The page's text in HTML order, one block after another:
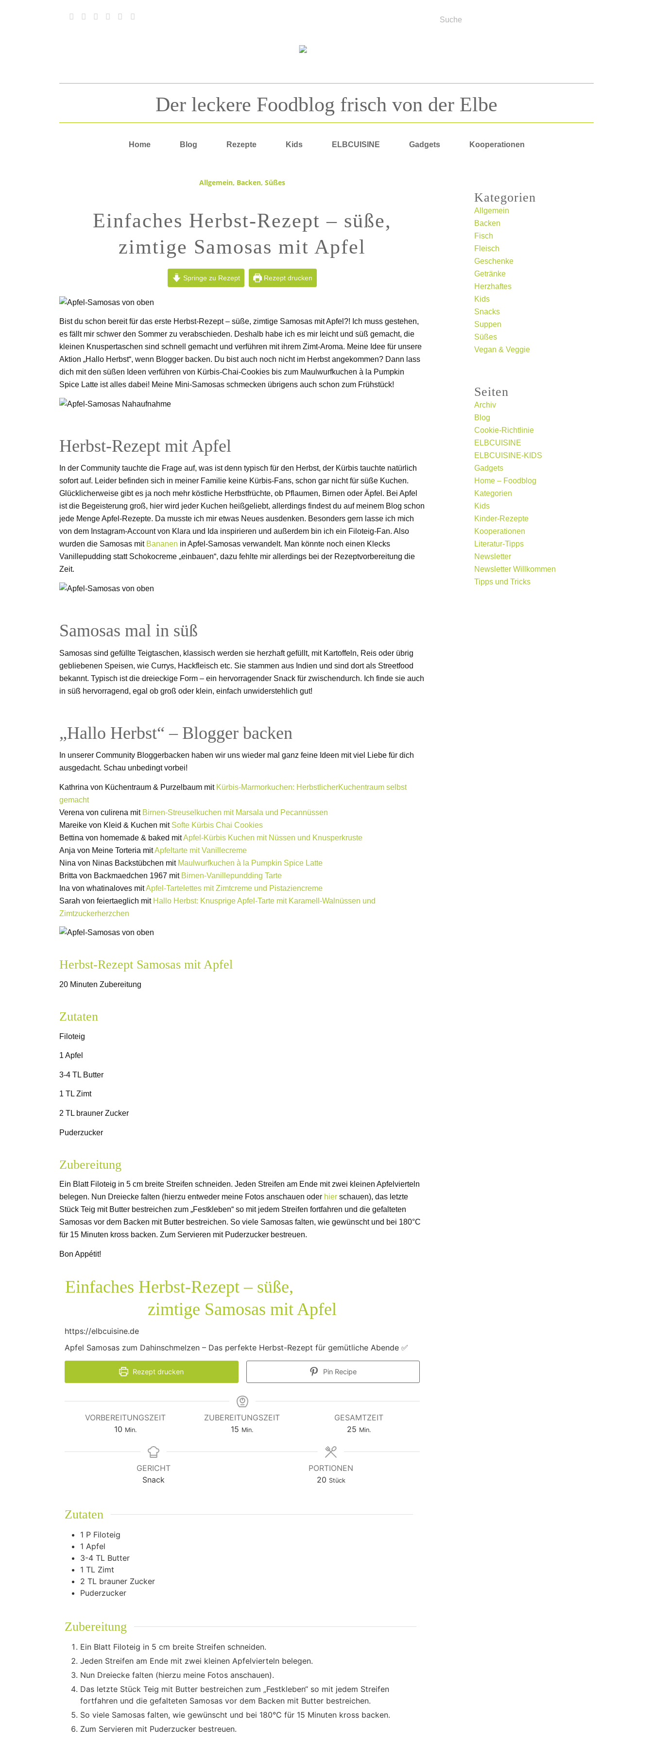
Der leckere Foodblog frisch von der Elbe
Home Blog Rezepte Kids ELBCUISINE Gadgets Kooperationen
Allgemein, Backen, Süßes
Einfaches Herbst-Rezept – süße,
zimtige Samosas mit Apfel
Springe zu Rezept Rezept drucken
Bist du schon bereit für das erste Herbst-Rezept – süße, zimtige Samosas mit Apfel?! Ich muss gestehen,
es fällt mir schwer den Sommer zu verabschieden. Deshalb habe ich es mir leicht und süß gemacht, die
kleinen Knuspertaschen sind schnell gemacht und verführen mit ihrem Zimt-Aroma. Meine Idee für unsere
Aktion „Hallo Herbst“, wenn Blogger backen. Du bist auch noch nicht im Herbst angekommen? Dann lass
dich mit den süßen Ideen verführen von Kürbis-Chai-Cookies bis zum Maulwurfkuchen à la Pumpkin
Spice Latte ist alles dabei! Meine Mini-Samosas schmecken übrigens auch schon zum Frühstück!
Herbst-Rezept mit Apfel
In der Community tauchte die Frage auf, was ist denn typisch für den Herbst, der Kürbis tauchte natürlich
sofort auf. Leider befinden sich in meiner Familie keine Kürbis-Fans, schon gar nicht für süße Kuchen.
Glücklicherweise gibt es ja noch mehr köstliche Herbstfrüchte, ob Pflaumen, Birnen oder Äpfel. Bei Apfel
ist die Begeisterung groß, hier wird jeder Kuchen heißgeliebt, allerdings findest du auf meinem Blog schon
jede Menge Apfel-Rezepte. Da musste ich mir etwas Neues ausdenken. Besonders gern lasse ich mich
von dem Instagram-Account von Klara und Ida inspirieren und außerdem bin ich ein Filoteig-Fan. Also
wurden die Samosas mit Bananen in Apfel-Samosas verwandelt. Man könnte noch einen Klecks
Vanillepudding statt Schokocreme „einbauen“, dazu fehlte mir allerdings bei der Rezeptvorbereitung die
Zeit.
Samosas mal in süß
Samosas sind gefüllte Teigtaschen, klassisch werden sie herzhaft gefüllt, mit Kartoffeln, Reis oder übrig
gebliebenen Speisen, wie Currys, Hackfleisch etc. Sie stammen aus Indien und sind dort als Streetfood
bekannt. Typisch ist die dreieckige Form – ein hervorragender Snack für zwischendurch. Ich finde sie auch
in süß hervorragend, egal ob groß oder klein, einfach unwiderstehlich gut!
„Hallo Herbst“ – Blogger backen
In unserer Community Bloggerbacken haben wir uns wieder mal ganz feine Ideen mit viel Liebe für dich
ausgedacht. Schau unbedingt vorbei!
Kathrina von Küchentraum & Purzelbaum mit Kürbis-Marmorkuchen: HerbstlicherKuchentraum selbst
gemacht
Verena von culirena mit Birnen-Streuselkuchen mit Marsala und Pecannüssen
Mareike von Kleid & Kuchen mit Softe Kürbis Chai Cookies
Bettina von homemade & baked mitApfel-Kürbis Kuchen mit Nüssen und Knusperkruste
Anja von Meine Torteria mitApfeltarte mit Vanillecreme
Nina von Ninas Backstübchen mit Maulwurfkuchen à la Pumpkin Spice Latte
Britta von Backmaedchen 1967 mit Birnen-Vanillepundding Tarte
Ina von whatinaloves mitApfel-Tartelettes mit Zimtcreme und Pistaziencreme
Sarah von feiertaeglich mit Hallo Herbst: Knusprige Apfel-Tarte mit Karamell-Walnüssen und
Zimtzuckerherzchen
Herbst-Rezept Samosas mit Apfel
20 Minuten Zubereitung
Zutaten
Filoteig
1 Apfel
3-4 TL Butter
1 TL Zimt
2 TL brauner Zucker
Puderzucker
Zubereitung
Ein Blatt Filoteig in 5 cm breite Streifen schneiden. Jeden Streifen am Ende mit zwei kleinen Apfelvierteln
belegen. Nun Dreiecke falten (hierzu entweder meine Fotos anschauen oder hier schauen), das letzte
Stück Teig mit Butter bestreichen zum „Festkleben“ so mit jedem Streifen fortfahren und die gefalteten
Samosas vor dem Backen mit Butter bestreichen. So viele Samosas falten, wie gewünscht und bei 180°C
für 15 Minuten kross backen. Zum Servieren mit Puderzucker bestreuen.
Bon Appétit!
Einfaches Herbst-Rezept – süße,
zimtige Samosas mit Apfel
https://elbcuisine.de
Apfel Samosas zum Dahinschmelzen – Das perfekte Herbst-Rezept für gemütliche Abende ✅
Rezept drucken Pin Recipe
VORBEREITUNGSZEIT
10Minuten
Min.
ZUBEREITUNGSZEIT
15Minuten
Min.
GESAMTZEIT
25Minuten
Min.
GERICHT
Snack
PORTIONEN
20 Stück
Zutaten
1 P Filoteig
1 Apfel
3-4 TL Butter
1 TL Zimt
2 TL brauner Zucker
Puderzucker
Zubereitung
Ein Blatt Filoteig in 5 cm breite Streifen schneiden.
Jeden Streifen am Ende mit zwei kleinen Apfelvierteln belegen.
Nun Dreiecke falten (hierzu meine Fotos anschauen).
Das letzte Stück Teig mit Butter bestreichen zum „Festkleben“ so mit jedem Streifen
fortfahren und die gefalteten Samosas vor dem Backen mit Butter bestreichen.
So viele Samosas falten, wie gewünscht und bei 180°C für 15 Minuten kross backen.
Zum Servieren mit Puderzucker bestreuen.
Kategorien
Allgemein
Backen
Fisch
Fleisch
Geschenke
Getränke
Herzhaftes
Kids
Snacks
Suppen
Süßes
Vegan & Veggie
Seiten
Archiv
Blog
Cookie-Richtlinie
ELBCUISINE
ELBCUISINE-KIDS
Gadgets
Home – Foodblog
Kategorien
Kids
Kinder-Rezepte
Kooperationen
Literatur-Tipps
Newsletter
Newsletter Willkommen
Tipps und Tricks